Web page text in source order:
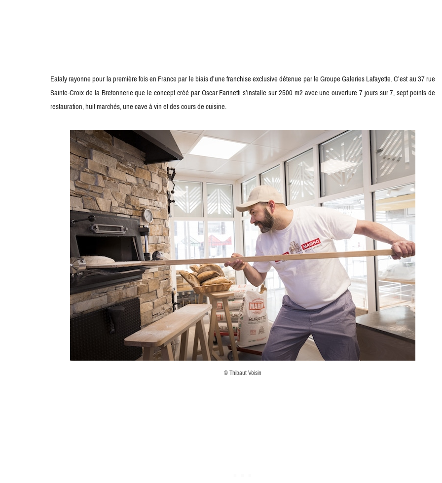
Eataly rayonne pour la première fois en France par le biais d’une franchise exclusive détenue par le Groupe Galeries Lafayette. C’est au 37 rue
Sainte-Croix de la Bretonnerie que le concept créé par Oscar Farinetti s’installe sur 2500 m2 avec une ouverture 7 jours sur 7, sept points de
restauration, huit marchés, une cave à vin et des cours de cuisine.
© Thibaut Voisin